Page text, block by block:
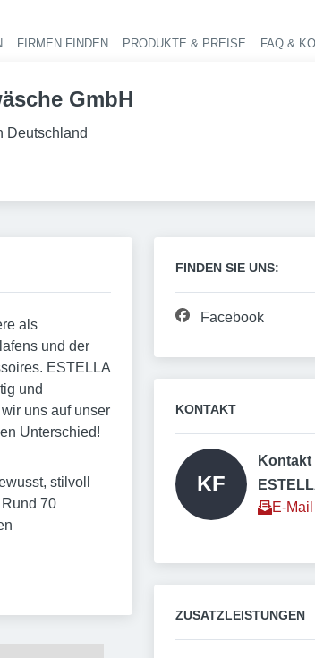
Haupt-Navigation
FIRMEN FINDEN PRODUKTE & PREISE FAQ &
GmbH
Deutschland
als
und der
ESTELLA
und
uns auf unser
Unterschied!
stilvoll
70
FINDEN SIE UNS:
Facebook
KONTAKT
KF
Kontakt
E-Mail
ZUSATZLEISTUNGEN